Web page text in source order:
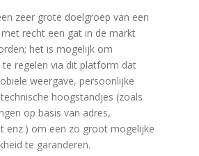
zeer grote doelgroep van een
recht een gat in de markt
het is mogelijk om
regelen via dit platform dat
weergave, persoonlijke
hoogstandjes (zoals
op basis van adres,
enz.) om een zo groot mogelijke
te garanderen.